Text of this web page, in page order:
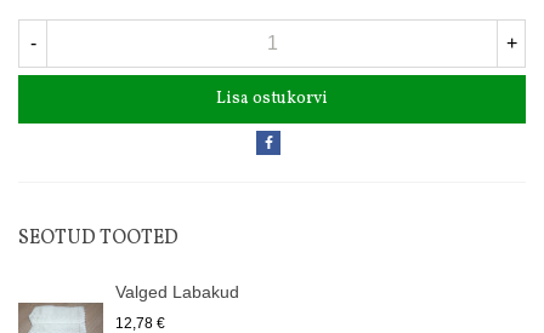
- +
Lisa ostukorvi
SEOTUD TOOTED
Valged Labakud
12,78 €